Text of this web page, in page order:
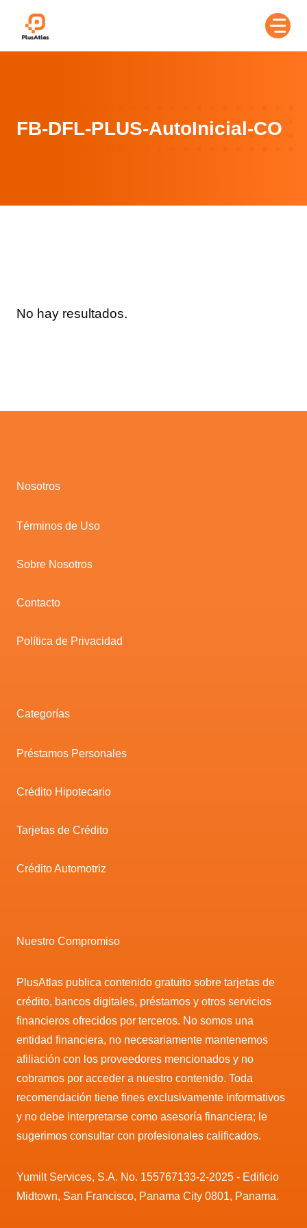
FB-DFL-PLUS-AutoInicial-CO
No hay resultados.
Nosotros
Términos de Uso
Sobre Nosotros
Contacto
Política de Privacidad
Categorías
Préstamos Personales
Crédito Hipotecario
Tarjetas de Crédito
Crédito Automotriz
Nuestro Compromiso
PlusAtlas publica contenido gratuito sobre tarjetas de
crédito, bancos digitales, préstamos y otros servicios
financieros ofrecidos por terceros. No somos una
entidad financiera, no necesariamente mantenemos
afiliación con los proveedores mencionados y no
cobramos por acceder a nuestro contenido. Toda
recomendación tiene fines exclusivamente informativos
y no debe interpretarse como asesoría financiera; le
sugerimos consultar con profesionales calificados.
Yumilt Services, S.A. No. 155767133-2-2025 - Edificio
Midtown, San Francisco, Panama City 0801, Panama.